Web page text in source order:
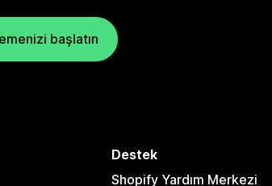
başlatın
Destek
Shopify Yardım Merkezi